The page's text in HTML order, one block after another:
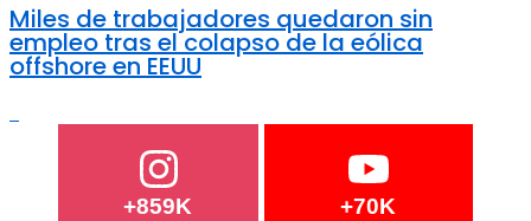
Miles de trabajadores quedaron sin
empleo tras el colapso de la eólica
offshore en EEUU
+859K +70K